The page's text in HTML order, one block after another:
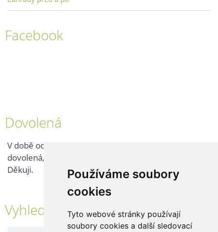
Používáme soubory
cookies
Tyto webové stránky používají
soubory cookies a další sledovací
Facebook
Dovolená
V době od 25. 7. - 2. 8. 2026 probíhá v naší firmě
dovolená, kontaktujte nás až po jejím ukončení.
Děkuji.
Vyhledávání